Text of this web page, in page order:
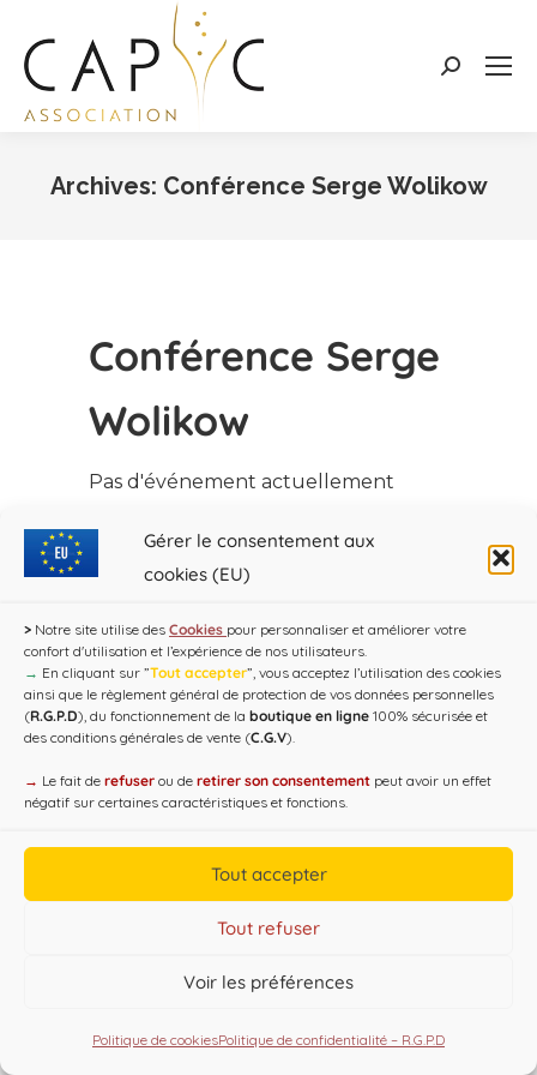
Gérer le consentement aux
cookies (EU)
> Notre site utilise des Cookies pour personnaliser et améliorer votre
confort d'utilisation et l’expérience de nos utilisateurs.
→ En cliquant sur ”Tout accepter”, vous acceptez l’utilisation des cookies
ainsi que le règlement général de protection de vos données personnelles
(R.G.P.D), du fonctionnement de la boutique en ligne 100% sécurisée et
des conditions générales de vente (C.G.V).
→ Le fait de refuser ou de retirer son consentement peut avoir un effet
négatif sur certaines caractéristiques et fonctions.
Tout accepter
Tout refuser
Voir les préférences
Politique de cookiesPolitique de confidentialité – R.G.P.D
Search:
Archives: Conférence Serge Wolikow
Conférence Serge
Wolikow
Pas d'événement actuellement
Copyright CAP'C 2019